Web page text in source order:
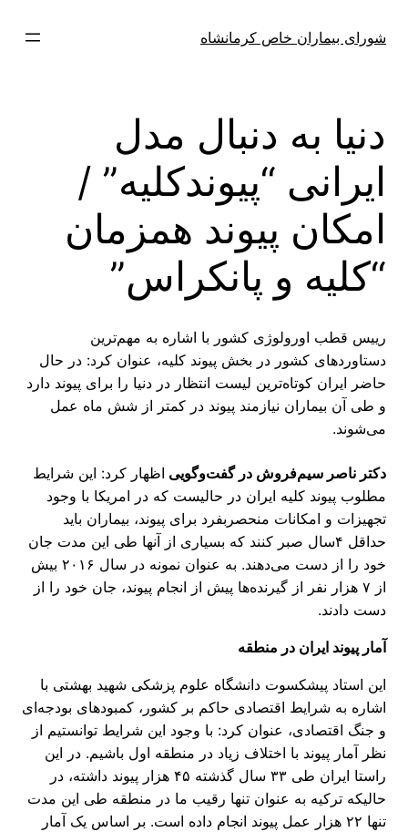
شورای بیماران خاص کرمانشاه
دنیا به دنبال مدل
ایرانی “پیوندکلیه” /
امکان پیوند همزمان
“کلیه و پانکراس”
رییس قطب اورولوژی کشور با اشاره به مهم‌ترین
دستاوردهای کشور در بخش پیوند کلیه، عنوان کرد: در حال
حاضر ایران کوتاه‌ترین لیست انتظار در دنیا را برای پیوند دارد
و طی آن بیماران نیازمند پیوند در کمتر از شش ماه عمل
می‌شوند.
دکتر ناصر سیم‌فروش در گفت‌وگویی اظهار کرد: این شرایط
مطلوب پیوند کلیه ایران در حالیست که در امریکا با وجود
تجهیزات و امکانات منحصربفرد برای پیوند، بیماران باید
حداقل ۴سال صبر کنند که بسیاری از آنها طی این مدت جان
خود را از دست می‌دهند. به عنوان نمونه در سال ۲۰۱۶ بیش
از ۷ هزار نفر از گیرنده‌ها پیش از انجام پیوند، جان خود را از
دست دادند.
آمار پیوند ایران در منطقه
این استاد پیشکسوت دانشگاه علوم پزشکی شهید بهشتی با
اشاره به شرایط اقتصادی حاکم بر کشور، کمبودهای بودجه‌ای
و جنگ اقتصادی، عنوان کرد: با وجود این شرایط توانستیم از
نظر آمار پیوند با اختلاف زیاد در منطقه اول باشیم. در این
راستا ایران طی ۳۳ سال گذشته ۴۵ هزار پیوند داشته، در
حالیکه ترکیه به عنوان تنها رقیب ما در منطقه طی این مدت
تنها ۲۲ هزار عمل پیوند انجام داده است. بر اساس یک آمار